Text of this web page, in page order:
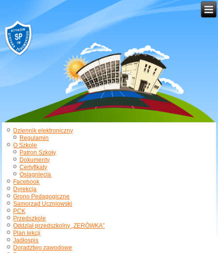
Dziennik elektroniczny
Regulamin
O Szkole
Patron Szkoły
Dokumenty
Certyfikaty
Osiągnięcia
Facebook
Dyrekcja
Grono Pedagogiczne
Samorząd Uczniowski
PCK
Przedszkole
Oddział przedszkolny „ZERÓWKA”
Plan lekcji
Jadłospis
Doradztwo zawodowe